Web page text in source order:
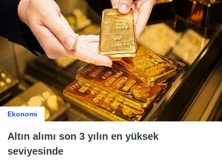
Ekonomi
Altın alımı son 3 yılın en yüksek
seviyesinde